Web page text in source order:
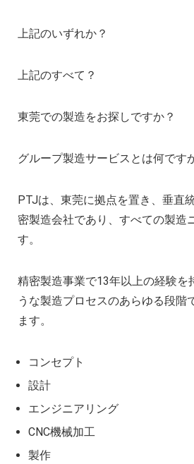
上記のいずれか？
上記のすべて？
東莞での製造をお探しですか？
グループ製造サービスとは何です
PTJは、東莞に拠点を置き、垂直
密製造会社であり、すべての製造
す。
精密製造事業で13年以上の経験を
うな製造プロセスのあらゆる段階
ます。
コンセプト
設計
エンジニアリング
CNC機械加工
製作